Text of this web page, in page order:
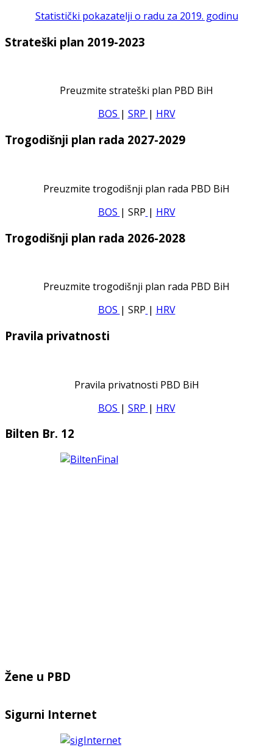
Statistički pokazatelji o radu za 2019. godinu
Strateški plan 2019-2023
Preuzmite strateški plan PBD BiH
BOS | SRP | HRV
Trogodišnji plan rada 2027-2029
Preuzmite trogodišnji plan rada PBD BiH
BOS | SRP | HRV
Trogodišnji plan rada 2026-2028
Preuzmite trogodišnji plan rada PBD BiH
BOS | SRP | HRV
Pravila privatnosti
Pravila privatnosti PBD BiH
BOS | SRP | HRV
Bilten Br. 12
Žene u PBD
Sigurni Internet